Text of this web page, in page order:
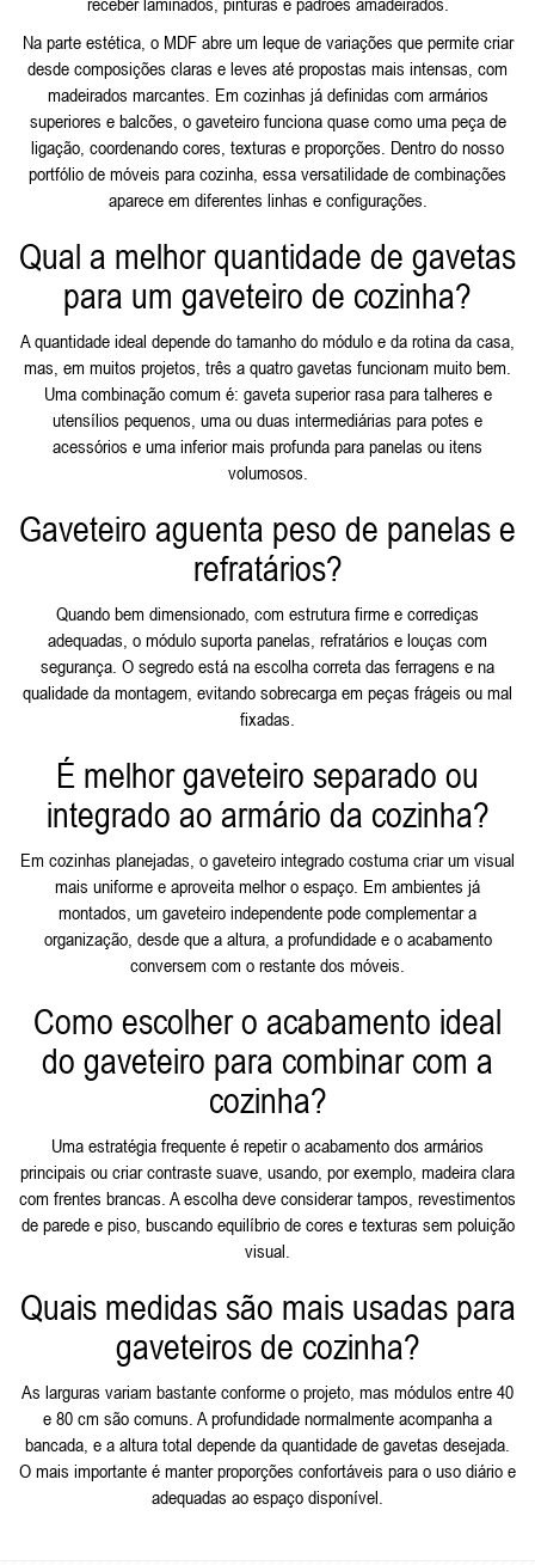
Na parte estética, o MDF abre um leque de variações que permite criar
desde composições claras e leves até propostas mais intensas, com
madeirados marcantes. Em cozinhas já definidas com armários
superiores e balcões, o gaveteiro funciona quase como uma peça de
ligação, coordenando cores, texturas e proporções. Dentro do nosso
portfólio de móveis para cozinha, essa versatilidade de combinações
aparece em diferentes linhas e configurações.
Qual a melhor quantidade de gavetas
para um gaveteiro de cozinha?
A quantidade ideal depende do tamanho do módulo e da rotina da casa,
mas, em muitos projetos, três a quatro gavetas funcionam muito bem.
Uma combinação comum é: gaveta superior rasa para talheres e
utensílios pequenos, uma ou duas intermediárias para potes e
acessórios e uma inferior mais profunda para panelas ou itens
volumosos.
Gaveteiro aguenta peso de panelas e
refratários?
Quando bem dimensionado, com estrutura firme e corrediças
adequadas, o módulo suporta panelas, refratários e louças com
segurança. O segredo está na escolha correta das ferragens e na
qualidade da montagem, evitando sobrecarga em peças frágeis ou mal
fixadas.
É melhor gaveteiro separado ou
integrado ao armário da cozinha?
Em cozinhas planejadas, o gaveteiro integrado costuma criar um visual
mais uniforme e aproveita melhor o espaço. Em ambientes já
montados, um gaveteiro independente pode complementar a
organização, desde que a altura, a profundidade e o acabamento
conversem com o restante dos móveis.
Como escolher o acabamento ideal
do gaveteiro para combinar com a
cozinha?
Uma estratégia frequente é repetir o acabamento dos armários
principais ou criar contraste suave, usando, por exemplo, madeira clara
com frentes brancas. A escolha deve considerar tampos, revestimentos
de parede e piso, buscando equilíbrio de cores e texturas sem poluição
visual.
Quais medidas são mais usadas para
gaveteiros de cozinha?
As larguras variam bastante conforme o projeto, mas módulos entre 40
e 80 cm são comuns. A profundidade normalmente acompanha a
bancada, e a altura total depende da quantidade de gavetas desejada.
O mais importante é manter proporções confortáveis para o uso diário e
adequadas ao espaço disponível.